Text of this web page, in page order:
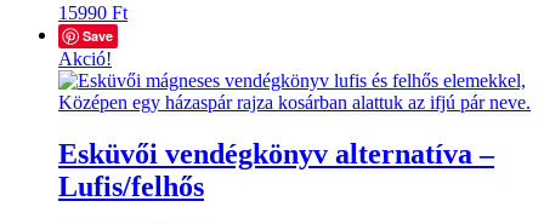
15990 Ft
Save
Akció!
Esküvői vendégkönyv alternatíva –
Lufis/felhős